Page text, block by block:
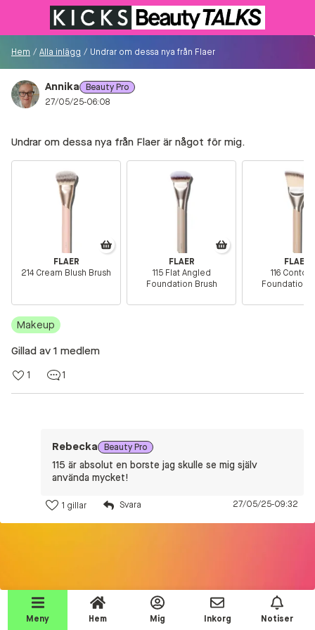
Till KICKS.se
Besökare
Logga in/Registrera
Sök i communityt...
Är du ny på Communityt?
Såhär kommer du
Beauty Talks
Alla inlägg
Beauty Chatroom
Help a shopper!
Beauty Tester reviews
Makeup
Hem / Alla inlägg / Undrar om dessa nya från Flaer är något för mig.
Annika
Beauty Pro
27/05/25-06:08
Undrar om dessa nya från Flaer är något för mig.
FLAER
214 Cream Blush Brush
FLAER
115 Flat Angled
Foundation Brush
FLAER
116
Foundation
Makeup
Gillad av 1 medlem
1 1
Rebecka Beauty Pro
115 är absolut en borste jag skulle se mig själv
använda mycket!
1 gillar 27/05/25-09:32
Meny Hem Mig Inkorg Notiser